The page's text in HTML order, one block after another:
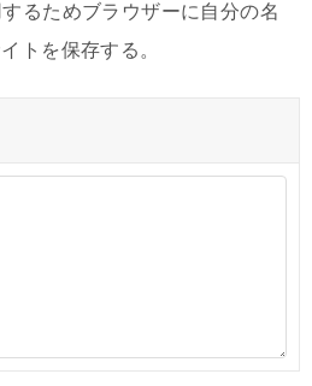
るためブラウザーに自分の名
トを保存する。